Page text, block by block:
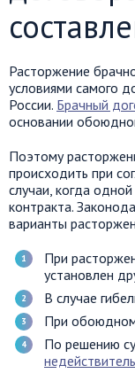
Расторжение
условиями самого
России. Брачный
основании
Поэтому
происходить при
случаи, когда
контракта.
варианты
При
установлен
В случае
При обоюдном
По решению